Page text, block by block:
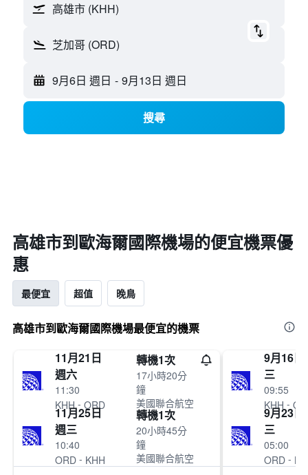
高雄市 (KHH)
芝加哥 (ORD)
9月6日 週日 - 9月13日 週日
搜尋
高雄市​到歐海爾國際機場​的便宜機票優
惠
最便宜 超值 晚鳥
高雄市到歐海爾國際機場最便宜的機票
11月21日
週六
11:30
KHH - ORD
轉機1次
17小時20分
鐘
美國聯合航空
11月25日
週三
10:40
ORD - KHH
轉機1次
20小時45分
鐘
美國聯合航空
9月16日
三
09:55
KHH -
9月23日
三
05:00
ORD -